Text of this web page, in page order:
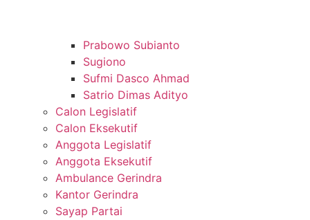
Prabowo Subianto
Sugiono
Sufmi Dasco Ahmad
Satrio Dimas Adityo
Calon Legislatif
Calon Eksekutif
Anggota Legislatif
Anggota Eksekutif
Ambulance Gerindra
Kantor Gerindra
Sayap Partai